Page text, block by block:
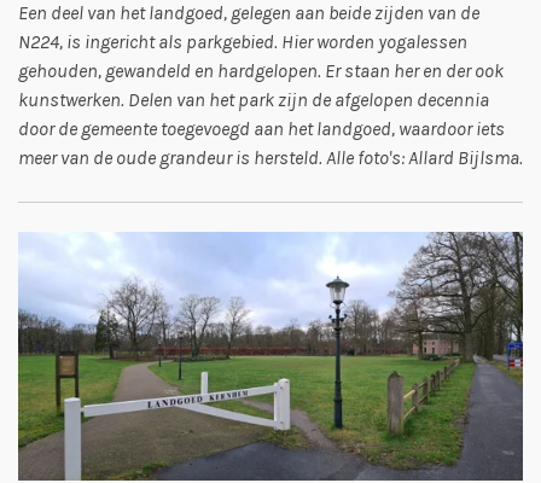
Een deel van het landgoed, gelegen aan beide zijden van de
N224, is ingericht als parkgebied. Hier worden yogalessen
gehouden, gewandeld en hardgelopen. Er staan her en der ook
kunstwerken. Delen van het park zijn de afgelopen decennia
door de gemeente toegevoegd aan het landgoed, waardoor iets
meer van de oude grandeur is hersteld. Alle foto's: Allard Bijlsma.